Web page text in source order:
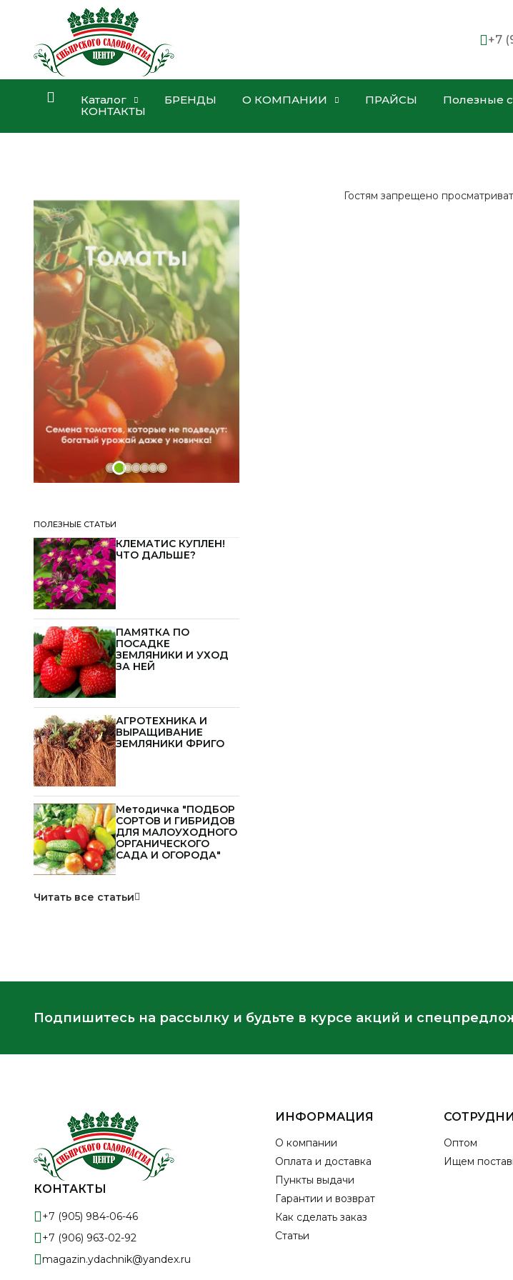
+7
Каталог БРЕНДЫ О КОМПАНИИ ПРАЙСЫ Полезные
КОНТАКТЫ
Гостям запрещено
ПОЛЕЗНЫЕ СТАТЬИ
КЛЕМАТИС КУПЛЕН!
ЧТО ДАЛЬШЕ?
ПАМЯТКА ПО
ПОСАДКЕ
ЗЕМЛЯНИКИ И УХОД
ЗА НЕЙ
АГРОТЕХНИКА И
ВЫРАЩИВАНИЕ
ЗЕМЛЯНИКИ ФРИГО
Методичка "ПОДБОР
СОРТОВ И ГИБРИДОВ
ДЛЯ МАЛОУХОДНОГО
ОРГАНИЧЕСКОГО
САДА И ОГОРОДА"
Читать все статьи
Подпишитесь на рассылку и будьте в курсе акций и
КОНТАКТЫ
+7 (905) 984-06-46
+7 (906) 963-02-92
magazin.ydachnik@yandex.ru
ИНФОРМАЦИЯ
О компании
Оплата и доставка
Пункты выдачи
Гарантии и возврат
Как сделать заказ
Статьи
Оптом
Ищем